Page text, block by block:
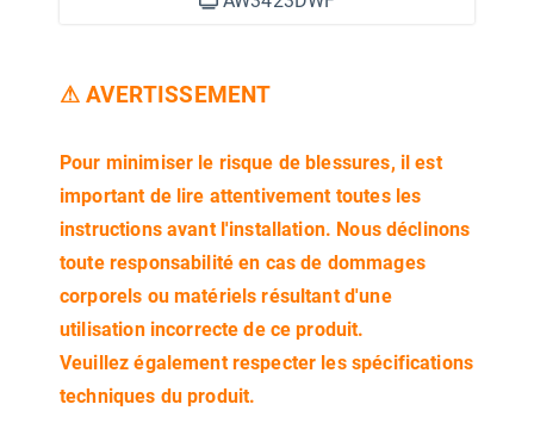
⚠ AVERTISSEMENT
Pour minimiser le risque de blessures, il est
important de lire attentivement toutes les
instructions avant l'installation. Nous déclinons
toute responsabilité en cas de dommages
corporels ou matériels résultant d'une
utilisation incorrecte de ce produit.
Veuillez également respecter les spécifications
techniques du produit.